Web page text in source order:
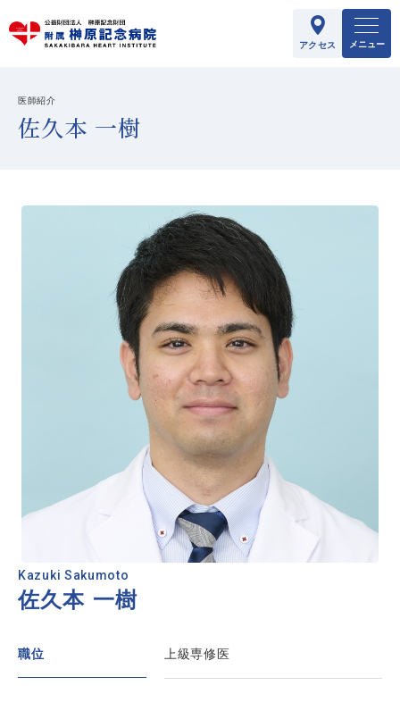
アクセス メニュー
医師紹介
佐久本 一樹
Kazuki Sakumoto
佐久本 一樹
職位 上級専修医